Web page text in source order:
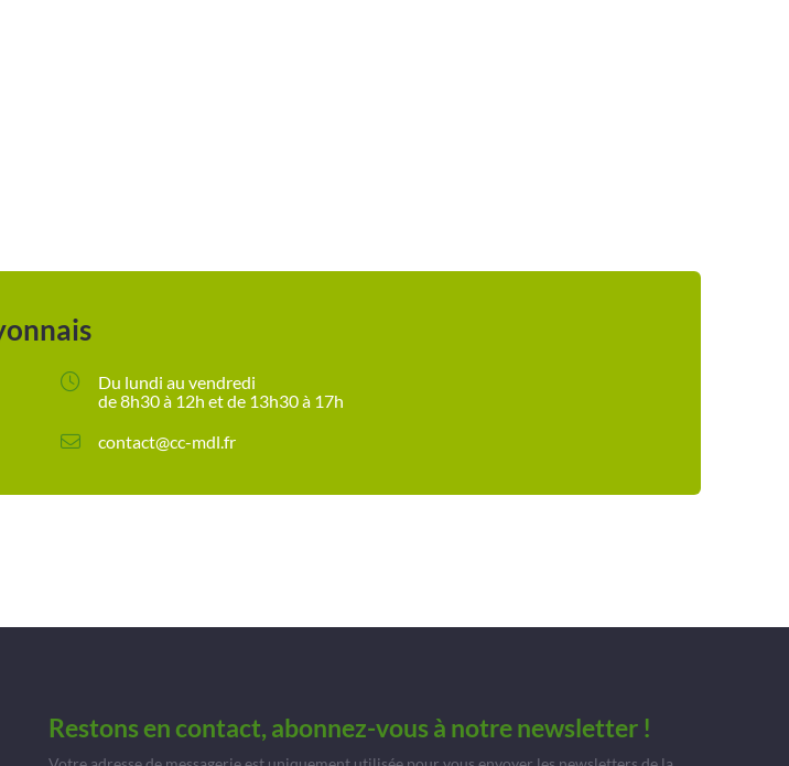
Du lundi au vendredi
de 8h30 à 12h et de 13h30 à 17h
contact@cc-mdl.fr
Restons en contact, abonnez-vous à notre newsletter !